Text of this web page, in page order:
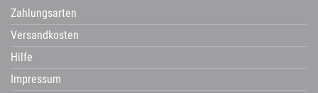
Zahlungsarten
Versandkosten
Hilfe
Impressum